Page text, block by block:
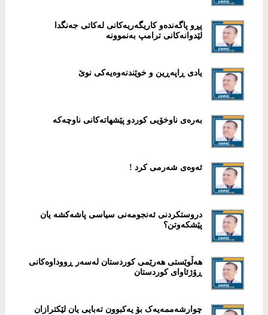
پڕو پاگەندەو کاریگەریەکانی لەکاتی جەنگدا
لێدوانەکانی ترامپ بەنموونە
یادی ڕاپەڕین و خوێندنەوەیەکی نوێ
بەرەی ناوخۆیی کوردو پێشهاتەکانی ناوچەکە
ئەوەی شەرمی کرد !
دروستکردنی ئەنجومەنی سیاسی پاشەکشە یان
پێشکەوتن؟
هەڵوێستی هەرێمی کوردستان لەسەر ڕووداوەکانی
ڕۆژئاوای کوردستان
چوارشەممەیەک بۆ یەکبوون تەبایی یان لێکترازان